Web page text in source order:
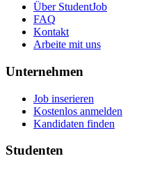
Über StudentJob
FAQ
Kontakt
Arbeite mit uns
Unternehmen
Job inserieren
Kostenlos anmelden
Kandidaten finden
Studenten